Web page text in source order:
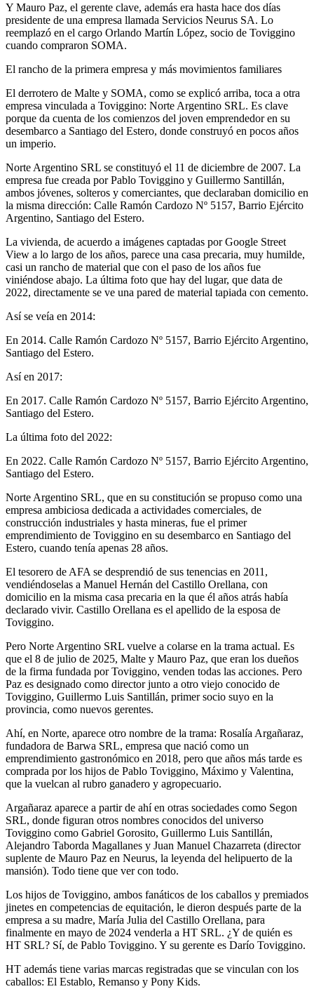
Y Mauro Paz, el gerente clave, además era hasta hace dos días
presidente de una empresa llamada Servicios Neurus SA. Lo
reemplazó en el cargo Orlando Martín López, socio de Toviggino
cuando compraron SOMA.
El rancho de la primera empresa y más movimientos familiares
El derrotero de Malte y SOMA, como se explicó arriba, toca a otra
empresa vinculada a Toviggino: Norte Argentino SRL. Es clave
porque da cuenta de los comienzos del joven emprendedor en su
desembarco a Santiago del Estero, donde construyó en pocos años
un imperio.
Norte Argentino SRL se constituyó el 11 de diciembre de 2007. La
empresa fue creada por Pablo Toviggino y Guillermo Santillán,
ambos jóvenes, solteros y comerciantes, que declaraban domicilio en
la misma dirección: Calle Ramón Cardozo Nº 5157, Barrio Ejército
Argentino, Santiago del Estero.
La vivienda, de acuerdo a imágenes captadas por Google Street
View a lo largo de los años, parece una casa precaria, muy humilde,
casi un rancho de material que con el paso de los años fue
viniéndose abajo. La última foto que hay del lugar, que data de
2022, directamente se ve una pared de material tapiada con cemento.
Así se veía en 2014:
En 2014. Calle Ramón Cardozo Nº 5157, Barrio Ejército Argentino,
Santiago del Estero.
Así en 2017:
En 2017. Calle Ramón Cardozo Nº 5157, Barrio Ejército Argentino,
Santiago del Estero.
La última foto del 2022:
En 2022. Calle Ramón Cardozo Nº 5157, Barrio Ejército Argentino,
Santiago del Estero.
Norte Argentino SRL, que en su constitución se propuso como una
empresa ambiciosa dedicada a actividades comerciales, de
construcción industriales y hasta mineras, fue el primer
emprendimiento de Toviggino en su desembarco en Santiago del
Estero, cuando tenía apenas 28 años.
El tesorero de AFA se desprendió de sus tenencias en 2011,
vendiéndoselas a Manuel Hernán del Castillo Orellana, con
domicilio en la misma casa precaria en la que él años atrás había
declarado vivir. Castillo Orellana es el apellido de la esposa de
Toviggino.
Pero Norte Argentino SRL vuelve a colarse en la trama actual. Es
que el 8 de julio de 2025, Malte y Mauro Paz, que eran los dueños
de la firma fundada por Toviggino, venden todas las acciones. Pero
Paz es designado como director junto a otro viejo conocido de
Toviggino, Guillermo Luis Santillán, primer socio suyo en la
provincia, como nuevos gerentes.
Ahí, en Norte, aparece otro nombre de la trama: Rosalía Argañaraz,
fundadora de Barwa SRL, empresa que nació como un
emprendimiento gastronómico en 2018, pero que años más tarde es
comprada por los hijos de Pablo Toviggino, Máximo y Valentina,
que la vuelcan al rubro ganadero y agropecuario.
Argañaraz aparece a partir de ahí en otras sociedades como Segon
SRL, donde figuran otros nombres conocidos del universo
Toviggino como Gabriel Gorosito, Guillermo Luis Santillán,
Alejandro Taborda Magallanes y Juan Manuel Chazarreta (director
suplente de Mauro Paz en Neurus, la leyenda del helipuerto de la
mansión). Todo tiene que ver con todo.
Los hijos de Toviggino, ambos fanáticos de los caballos y premiados
jinetes en competencias de equitación, le dieron después parte de la
empresa a su madre, María Julia del Castillo Orellana, para
finalmente en mayo de 2024 venderla a HT SRL. ¿Y de quién es
HT SRL? Sí, de Pablo Toviggino. Y su gerente es Darío Toviggino.
HT además tiene varias marcas registradas que se vinculan con los
caballos: El Establo, Remanso y Pony Kids.